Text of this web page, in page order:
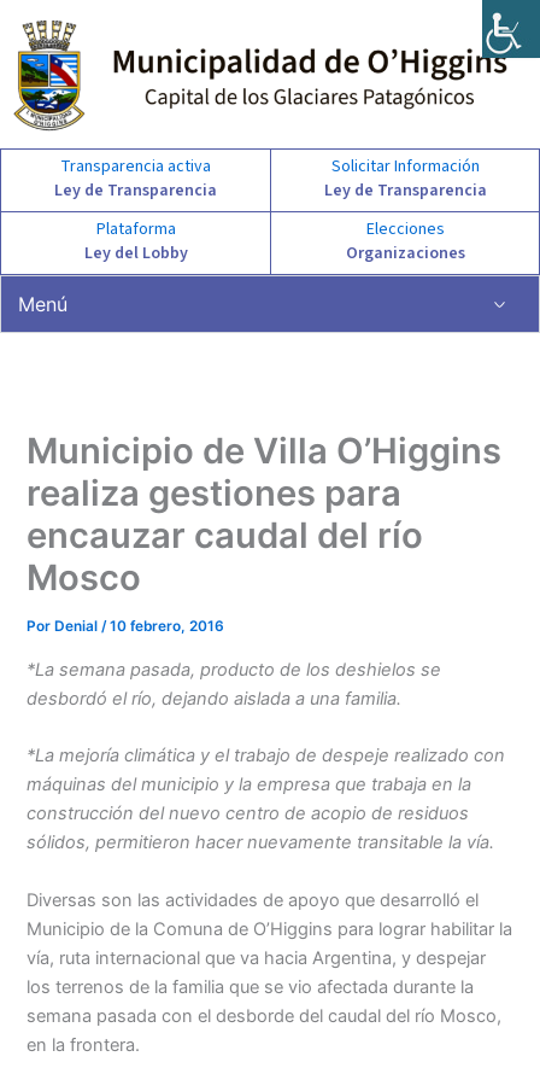
contenido
Transparencia activa
Ley de Transparencia
Solicitar Información
Ley de Transparencia
Plataforma
Ley del Lobby
Elecciones
Organizaciones
Menú
Municipio de Villa O’Higgins
realiza gestiones para
encauzar caudal del río
Mosco
Por Denial/10 febrero, 2016
*La semana pasada, producto de los deshielos se
desbordó el río, dejando aislada a una familia.
*La mejoría climática y el trabajo de despeje realizado con
máquinas del municipio y la empresa que trabaja en la
construcción del nuevo centro de acopio de residuos
sólidos, permitieron hacer nuevamente transitable la vía.
Diversas son las actividades de apoyo que desarrolló el
Municipio de la Comuna de O’Higgins para lograr habilitar la
vía, ruta internacional que va hacia Argentina, y despejar
los terrenos de la familia que se vio afectada durante la
semana pasada con el desborde del caudal del río Mosco,
en la frontera.